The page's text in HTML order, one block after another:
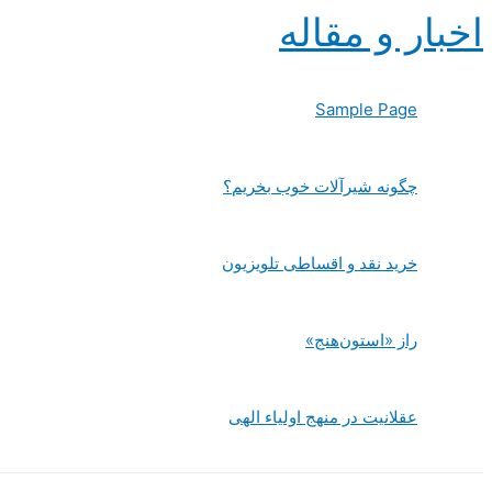
پرش
اخبار و مقاله
Sample Page
چگونه شیرآلات خوب بخریم؟
خرید نقد و اقساطی تلویزیون
راز «استون‌هنج»
عقلانیت در منهج اولیاء الهی